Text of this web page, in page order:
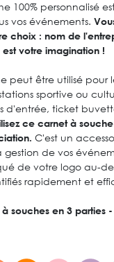
100% personnalisé
vos événements.
choix : nom de
votre imagination !
peut être utilisé pour
sportive ou
d'entrée, ticket
ce carnet à
C'est un
gestion de vos
de votre logo au-
rapidement et
souches en 3 parties -